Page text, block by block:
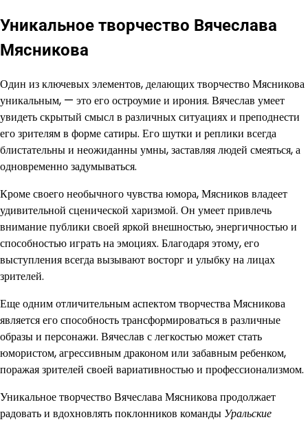
Уникальное творчество Вячеслава
Мясникова
Один из ключевых элементов, делающих творчество Мясникова
уникальным, — это его остроумие и ирония. Вячеслав умеет
увидеть скрытый смысл в различных ситуациях и преподнести
его зрителям в форме сатиры. Его шутки и реплики всегда
блистательны и неожиданны умны, заставляя людей смеяться, а
одновременно задумываться.
Кроме своего необычного чувства юмора, Мясников владеет
удивительной сценической харизмой. Он умеет привлечь
внимание публики своей яркой внешностью, энергичностью и
способностью играть на эмоциях. Благодаря этому, его
выступления всегда вызывают восторг и улыбку на лицах
зрителей.
Еще одним отличительным аспектом творчества Мясникова
является его способность трансформироваться в различные
образы и персонажи. Вячеслав с легкостью может стать
юмористом, агрессивным драконом или забавным ребенком,
поражая зрителей своей вариативностью и профессионализмом.
Уникальное творчество Вячеслава Мясникова продолжает
радовать и вдохновлять поклонников команды Уральские